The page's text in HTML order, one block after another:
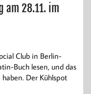
am 28.11. im
Club in Berlin-
Buch lesen, und das
Der Kühlspot